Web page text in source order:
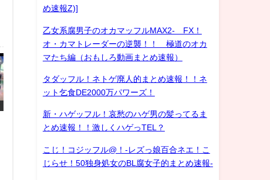
め速報Z)]
乙女系腐男子のオカマッフルMAX2- FX！
オ・カマトレーダーの逆襲！！ 極道のオカ
マたち編（おもしろ動画まとめ速報）
タダッフル！ネトゲ廃人的まとめ速報！！ネ
ット乞食DE2000万パワーズ！
新・ハゲッフル！哀愁のハゲ男の髪ってるま
とめ速報！！激しくハゲっTEL？
こじ！コジッフル@！-レズっ娘百合ネエ！こ
じらせ！50独身処女のBL腐女子的まとめ速報-